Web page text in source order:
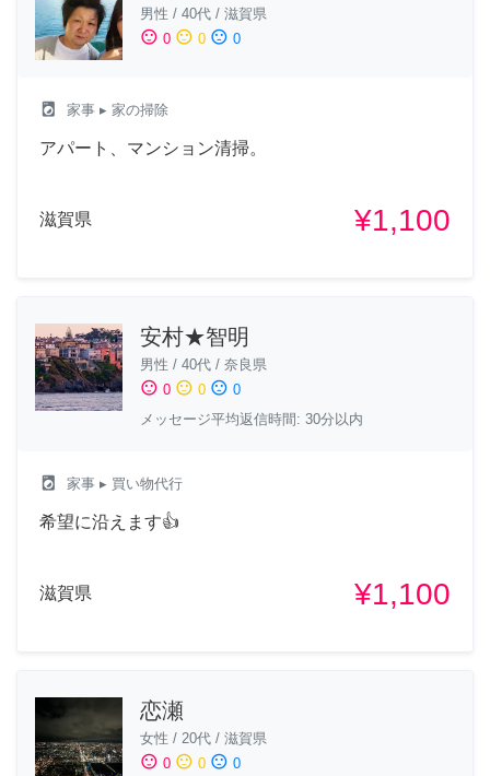
男性 / 40代 / 滋賀県
sentiment_satisfied 0 sentiment_neutral 0 sentiment_dissatisfied 0
local_laundry_service 家事 ▸ 家の掃除
アパート、マンション清掃。
滋賀県 ¥1,100
安村★智明
男性 / 40代 / 奈良県
sentiment_satisfied 0 sentiment_neutral 0 sentiment_dissatisfied 0
メッセージ平均返信時間: 30分以内
local_laundry_service 家事 ▸ 買い物代行
希望に沿えます👍
滋賀県 ¥1,100
恋瀬
女性 / 20代 / 滋賀県
sentiment_satisfied 0 sentiment_neutral 0 sentiment_dissatisfied 0